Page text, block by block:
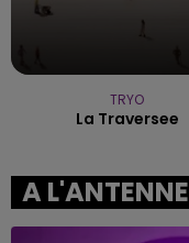
TRYO
La Traversee
A L'ANTENNE